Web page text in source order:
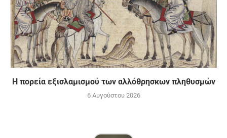
Η πορεία εξισλαμισμού των αλλόθρησκων πληθυσμών
6 Αυγούστου 2026